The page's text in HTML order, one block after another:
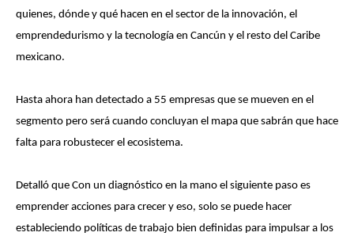
quienes, dónde y qué hacen en el sector de la innovación, el
emprendedurismo y la tecnología en Cancún y el resto del Caribe
mexicano.
Hasta ahora han detectado a 55 empresas que se mueven en el
segmento pero será cuando concluyan el mapa que sabrán que hace
falta para robustecer el ecosistema.
Detalló que Con un diagnóstico en la mano el siguiente paso es
emprender acciones para crecer y eso, solo se puede hacer
estableciendo políticas de trabajo bien definidas para impulsar a los